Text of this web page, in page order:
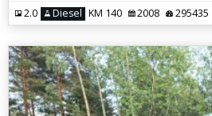
2.0 Diesel KM 140 2008 295435